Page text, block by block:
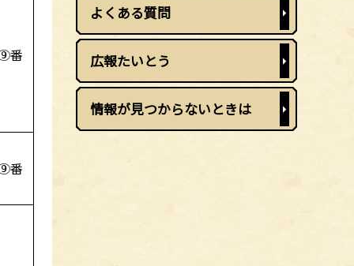
番
番
よくある質問
広報たいとう
情報が見つからないときは